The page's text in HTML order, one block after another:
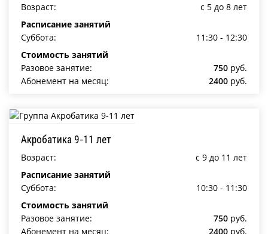
Возраст:
c 5 до 8 лет
Расписание занятий
Суббота:
11:30 - 12:30
Стоимость занятий
Разовое занятие:
750 руб.
Абонемент на месяц:
2400 руб.
Акробатика 9-11 лет
Возраст:
c 9 до 11 лет
Расписание занятий
Суббота:
10:30 - 11:30
Стоимость занятий
Разовое занятие:
750 руб.
Абонемент на месяц:
2400 руб.